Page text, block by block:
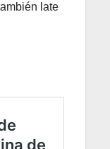
late